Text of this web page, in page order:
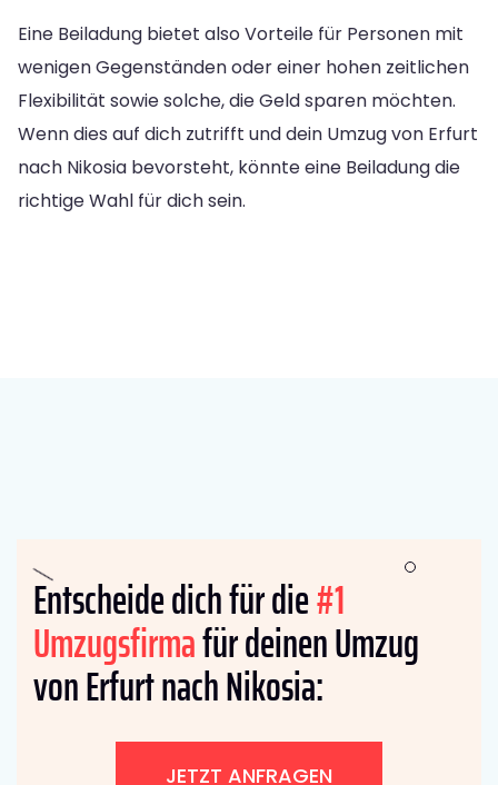
Eine Beiladung bietet also Vorteile für Personen mit
wenigen Gegenständen oder einer hohen zeitlichen
Flexibilität sowie solche, die Geld sparen möchten.
Wenn dies auf dich zutrifft und dein Umzug von Erfurt
nach Nikosia bevorsteht, könnte eine Beiladung die
richtige Wahl für dich sein.
Entscheide dich für die#1
Umzugsfirmafür deinen Umzug
von Erfurt nach Nikosia:
JETZT ANFRAGEN